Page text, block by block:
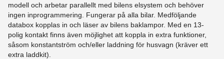
modell och arbetar parallellt med bilens elsystem och behöver
ingen inprogrammering. Fungerar på alla bilar. Medföljande
databox kopplas in och läser av bilens baklampor. Med en 13-
polig kontakt finns även möjlighet att koppla in extra funktioner,
såsom konstantström och/eller laddning för husvagn (kräver ett
extra laddkit).